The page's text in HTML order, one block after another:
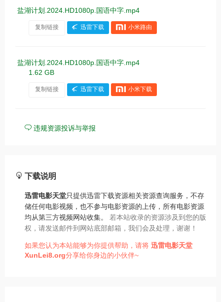
盐湖计划.2024.HD1080p.国语中字.mp4
复制链接 迅雷下载 小米路由
盐湖计划.2024.HD1080p.国语中字.mp4
1.62 GB
复制链接 迅雷下载 小米下载
违规资源投诉与举报
下载说明
迅雷电影天堂只提供迅雷下载资源相关资源查询服务，不存
储任何电影视频，也不参与电影资源的上传，所有电影资源
均从第三方视频网站收集。 若本站收录的资源涉及到您的版
权，请发送邮件到网站底部邮箱，我们会及处理，谢谢！
如果您认为本站能够为你提供帮助，请将 迅雷电影天堂
XunLei8.org分享给你身边的小伙伴~